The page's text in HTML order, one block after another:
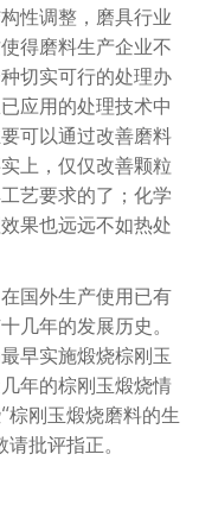
性调整，磨具行业
得磨料生产企业不
切实可行的处理办
应用的处理技术中
可以通过改善磨料
上，仅仅改善颗粒
艺要求的了；化学
果也远远不如热处
国外生产使用已有
几年的发展历史。
早实施煅烧棕刚玉
年的棕刚玉煅烧情
棕刚玉煅烧磨料的生
批评指正。